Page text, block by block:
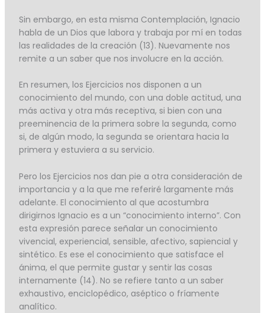
Sin embargo, en esta misma Contemplación, Ignacio
habla de un Dios que labora y trabaja por mí en todas
las realidades de la creación (13). Nuevamente nos
remite a un saber que nos involucre en la acción.
En resumen, los Ejercicios nos disponen a un
conocimiento del mundo, con una doble actitud, una
más activa y otra más receptiva, si bien con una
preeminencia de la primera sobre la segunda, como
si, de algún modo, la segunda se orientara hacia la
primera y estuviera a su servicio.
Pero los Ejercicios nos dan pie a otra consideración de
importancia y a la que me referiré largamente más
adelante. El conocimiento al que acostumbra
dirigirnos Ignacio es a un “conocimiento interno”. Con
esta expresión parece señalar un conocimiento
vivencial, experiencial, sensible, afectivo, sapiencial y
sintético. Es ese el conocimiento que satisface el
ánima, el que permite gustar y sentir las cosas
internamente (14). No se refiere tanto a un saber
exhaustivo, enciclopédico, aséptico o fríamente
analítico.